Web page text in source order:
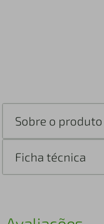
Sobre o produto
Ficha técnica